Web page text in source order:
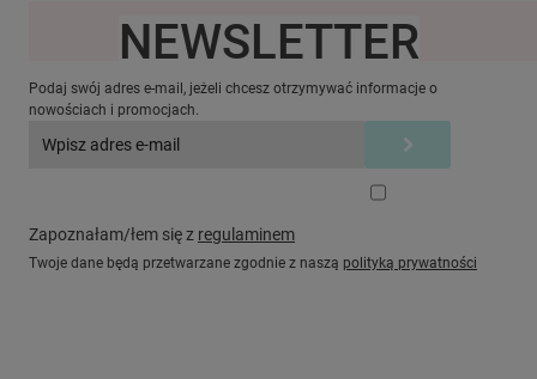
Ten produkt jest niedostępny.
NEWSLETTER
Podaj swój adres e-mail, jeżeli chcesz otrzymywać informacje o
nowościach i promocjach.
Zapoznałam/łem się z regulaminem
Twoje dane będą przetwarzane zgodnie z naszą polityką prywatności